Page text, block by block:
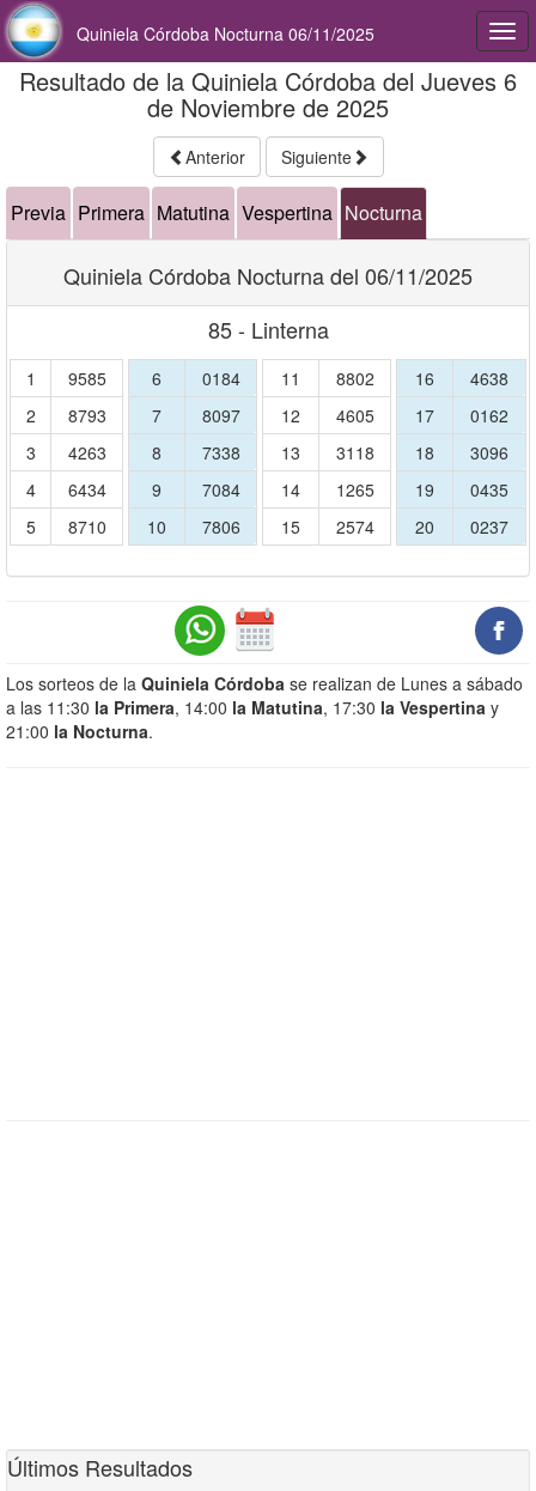
Quiniela Córdoba Nocturna 06/11/2025
Resultado de la Quiniela Córdoba del Jueves 6
de Noviembre de 2025
Anterior Siguiente
Previa Primera Matutina Vespertina Nocturna
Quiniela Córdoba Nocturna del 06/11/2025
85 - Linterna
1
9585
2
8793
3
4263
4
6434
5
8710
6
0184
7
8097
8
7338
9
7084
10
7806
11
8802
12
4605
13
3118
14
1265
15
2574
16
4638
17
0162
18
3096
19
0435
20
0237
Los sorteos de la Quiniela Córdoba se realizan de Lunes a sábado
a las 11:30 la Primera, 14:00 la Matutina, 17:30 la Vespertina y
21:00 la Nocturna.
Últimos Resultados